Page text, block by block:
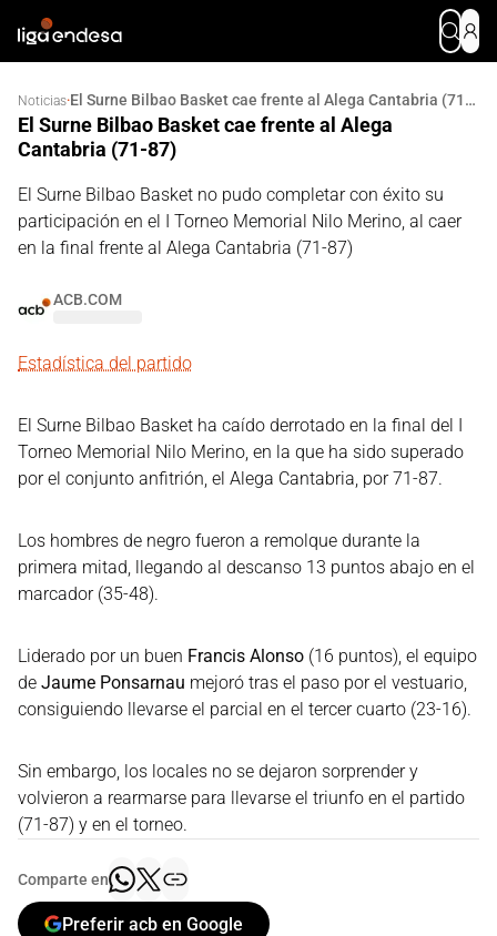
Noticias· El Surne Bilbao Basket cae frente al Alega Cantabria (71-87)
El Surne Bilbao Basket cae frente al Alega
Cantabria (71-87)
El Surne Bilbao Basket no pudo completar con éxito su
participación en el I Torneo Memorial Nilo Merino, al caer
en la final frente al Alega Cantabria (71-87)
ACB.COM
Estadística del partido
El Surne Bilbao Basket ha caído derrotado en la final del I
Torneo Memorial Nilo Merino, en la que ha sido superado
por el conjunto anfitrión, el Alega Cantabria, por 71-87.
Los hombres de negro fueron a remolque durante la
primera mitad, llegando al descanso 13 puntos abajo en el
marcador (35-48).
Liderado por un buen Francis Alonso (16 puntos), el equipo
de Jaume Ponsarnau mejoró tras el paso por el vestuario,
consiguiendo llevarse el parcial en el tercer cuarto (23-16).
Sin embargo, los locales no se dejaron sorprender y
volvieron a rearmarse para llevarse el triunfo en el partido
(71-87) y en el torneo.
Comparte en
Preferir acb en Google